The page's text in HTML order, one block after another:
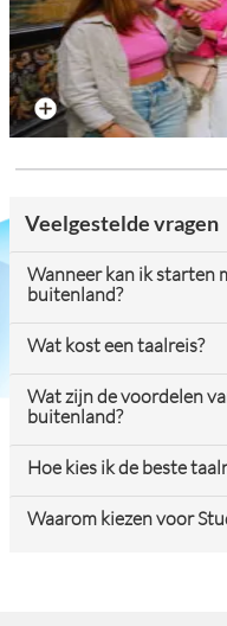
Reviews over alle
Veelgestelde vragen
Wanneer kan ik starten
buitenland?
Wat kost een taalreis?
Wat zijn de voordelen
buitenland?
Hoe kies ik de beste
Waarom kiezen voor